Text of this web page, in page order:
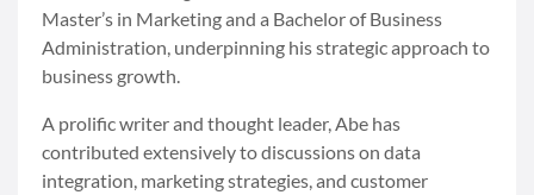
Master’s in Marketing and a Bachelor of Business
Administration, underpinning his strategic approach to
business growth.
A prolific writer and thought leader, Abe has
contributed extensively to discussions on data
integration, marketing strategies, and customer